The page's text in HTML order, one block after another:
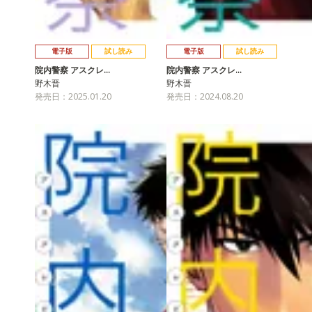
電子版 試し読み
院内警察 アスクレ…
野木晋
発売日：2025.01.20
電子版 試し読み
院内警察 アスクレ…
野木晋
発売日：2024.08.20